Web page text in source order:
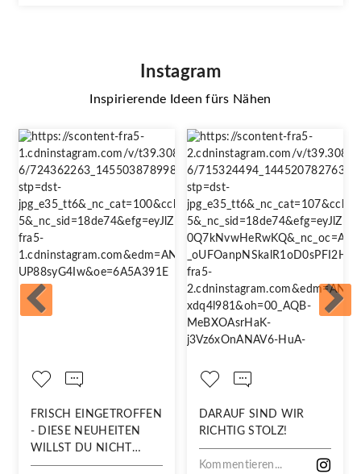
Instagram
Inspirierende Ideen fürs Nähen
FRISCH EINGETROFFEN
- DIESE NEUHEITEN
WILLST DU NICHT
VERPASSEN!
DARAUF SIND WIR
RICHTIG STOLZ!
Kommentieren...